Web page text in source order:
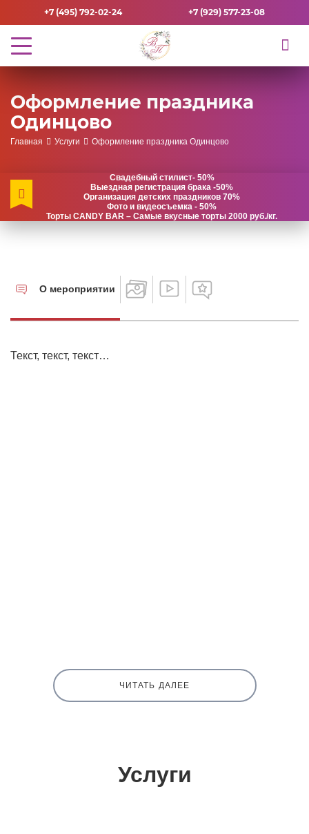
+7 (495) 792-02-24 +7 (929) 577-23-08
Оформление праздника
Одинцово
Главная Услуги Оформление праздника Одинцово
Свадебный стилист- 50%
Выездная регистрация брака -50%
Организация детских праздников 70%
Фото и видеосъемка - 50%
Торты CANDY BAR – Самые вкусные торты 2000 руб./кг.
О мероприятии
Текст, текст, текст…
ЧИТАТЬ ДАЛЕЕ
Услуги